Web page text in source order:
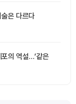
은 다르다
의 역설…‘같은